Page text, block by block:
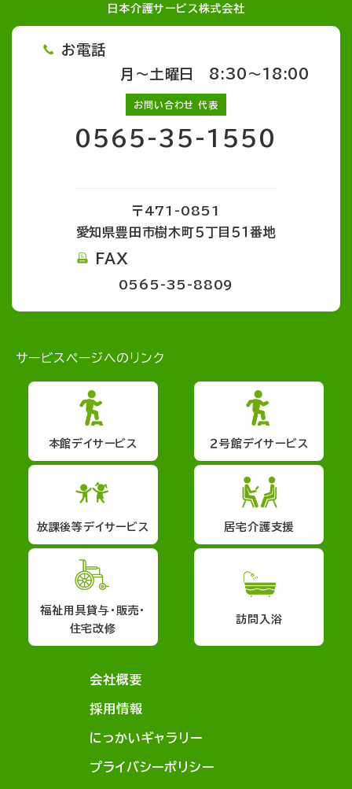
日本介護サービス株式会社
お電話
月～土曜日 8:30～18:00
お問い合わせ 代表
0565-35-1550
〒471-0851
愛知県豊田市樹木町５丁目５１番地
FAX
0565-35-8809
サービスページへのリンク
本館デイサービス ２号館デイサービス
放課後等デイサービス 居宅介護支援
福祉用具貸与・販売・
住宅改修
訪問入浴
会社概要
採用情報
にっかいギャラリー
プライバシーポリシー